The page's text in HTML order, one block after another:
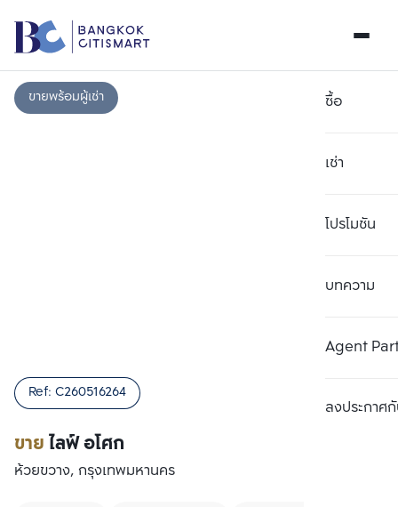
ซื้อ
เช่า
โปรโมชัน
บทความ
Agent
ลงประกาศกั
ขายพร้อมผู้เช่า
ขายไลฟ์ อโศก
Ref: C260516264
ห้วยขวาง, กรุงเทพมหานคร
เปรียบเทียบ